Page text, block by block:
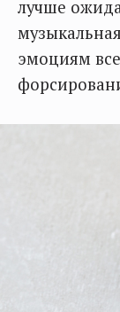
лучше
эмоциям